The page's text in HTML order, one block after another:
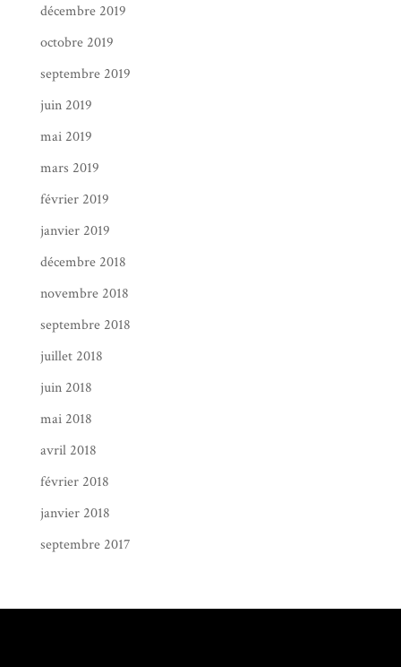
décembre 2019
octobre 2019
septembre 2019
juin 2019
mai 2019
mars 2019
février 2019
janvier 2019
décembre 2018
novembre 2018
septembre 2018
juillet 2018
juin 2018
mai 2018
avril 2018
février 2018
janvier 2018
septembre 2017